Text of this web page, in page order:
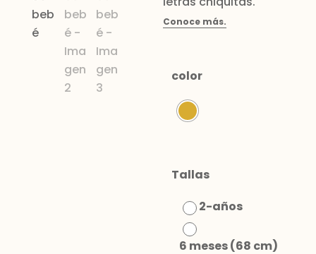
color
Tallas
2-años
6 meses (68 cm)